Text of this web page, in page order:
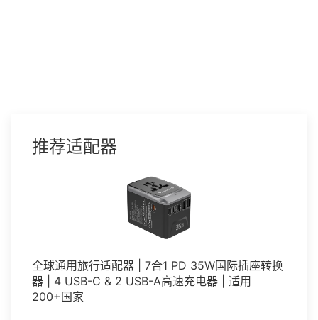
推荐适配器
全球通用旅行适配器 | 7合1 PD 35W国际插座转换
器 | 4 USB-C & 2 USB-A高速充电器 | 适用
200+国家